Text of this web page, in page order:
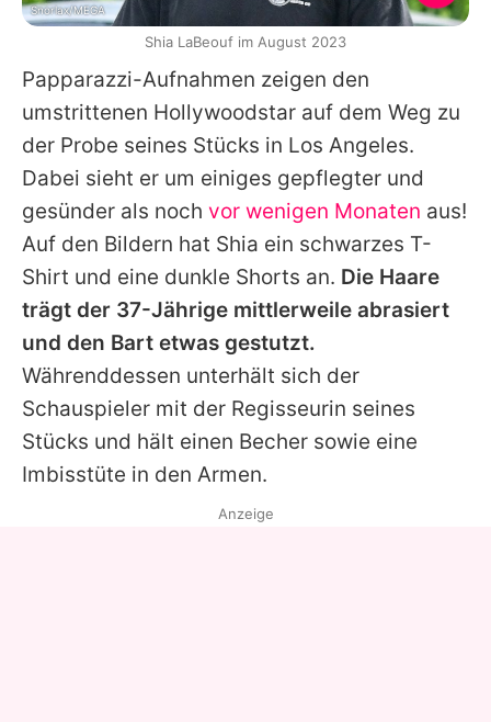
Papparazzi-Aufnahmen zeigen den
umstrittenen Hollywoodstar auf dem Weg zu
der Probe seines Stücks in Los Angeles.
Dabei sieht er um einiges gepflegter und
gesünder als noch vor wenigen Monaten aus!
Auf den Bildern hat Shia ein schwarzes T-
Shirt und eine dunkle Shorts an. Die Haare
trägt der 37-Jährige mittlerweile abrasiert
und den Bart etwas gestutzt.
Währenddessen unterhält sich der
Schauspieler mit der Regisseurin seines
Stücks und hält einen Becher sowie eine
Imbisstüte in den Armen.
Snorlax/MEGA
Shia LaBeouf im August 2023
Anzeige